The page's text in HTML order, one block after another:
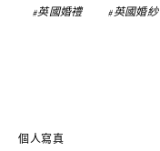
英國婚禮 英國婚紗
個人寫真